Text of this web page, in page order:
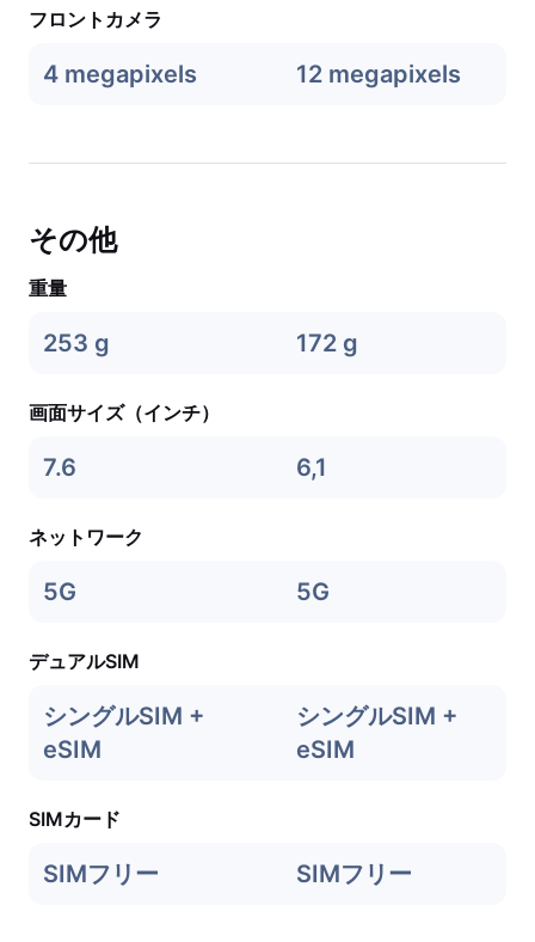
フロントカメラ
4 megapixels 12 megapixels
その他
重量
253 g 172 g
画面サイズ（インチ）
7.6 6,1
ネットワーク
5G 5G
デュアルSIM
シングルSIM +
eSIM
シングルSIM +
eSIM
SIMカード
SIMフリー SIMフリー